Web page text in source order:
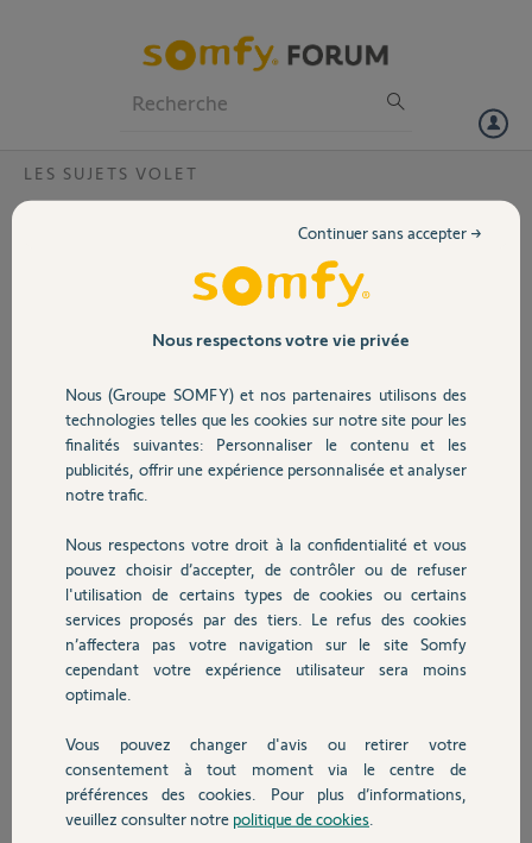
Volet
Sécurité
Domotique
Chauffage
Autres produits
Devis avec un pro
Contact
LES SUJETS VOLET
Volet roulant qui fait le yoyo
Mon volet roulant fait le yo-yo et ne se ferme pas et ne s ouvre pas
non plus. Lors de ce yo-yo la télécommande clignote et cela fini par s
arrêter mais je ne peux plus l utiliser.
Vanessa
Vanessa I.
il y a plus d'un an
Participer au fil de discussion
Réponses
Bonjour
Bonne journée.
Jean-Luc B. il y a plus d'un an
Nous respectons votre vie privée
Nous (Groupe SOMFY) et nos partenaires utilisons des
technologies telles que les cookies sur notre site pour les
finalités suivantes: Personnaliser le contenu et les
publicités, offrir une expérience personnalisée et analyser
notre trafic.
Nous respectons votre droit à la confidentialité et vous
pouvez choisir d’accepter, de contrôler ou de refuser
l'utilisation de certains types de cookies ou certains
services proposés par des tiers. Le refus des cookies
n’affectera pas votre navigation sur le site Somfy
cependant votre expérience utilisateur sera moins
optimale.
Vous pouvez changer d'avis ou retirer votre
consentement à tout moment via le centre de
préférences des cookies. Pour plus d’informations,
veuillez consulter notre politique de cookies
Continuer sans accepter →